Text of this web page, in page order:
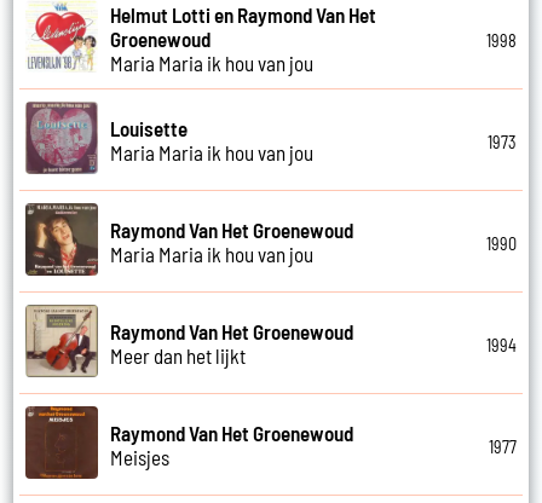
Helmut Lotti en Raymond Van Het
Groenewoud
Maria Maria ik hou van jou
1998
Louisette
Maria Maria ik hou van jou
1973
Raymond Van Het Groenewoud
Maria Maria ik hou van jou
1990
Raymond Van Het Groenewoud
Meer dan het lijkt
1994
Raymond Van Het Groenewoud
Meisjes
1977